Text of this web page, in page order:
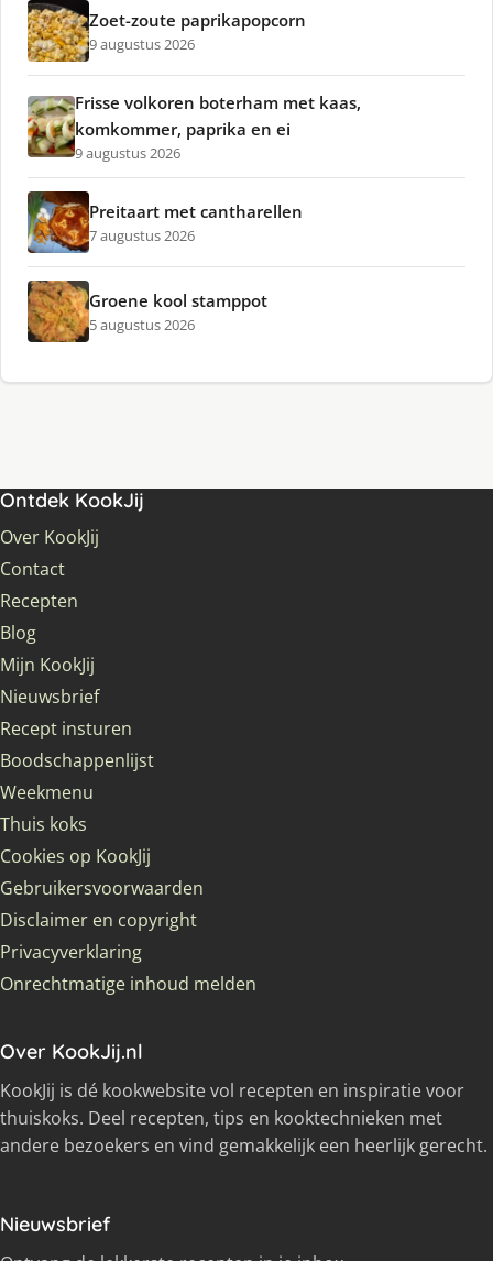
Zoet-zoute paprikapopcorn
9 augustus 2026
Frisse volkoren boterham met kaas,
komkommer, paprika en ei
9 augustus 2026
Preitaart met cantharellen
7 augustus 2026
Groene kool stamppot
5 augustus 2026
Ontdek KookJij
Over KookJij
Contact
Recepten
Blog
Mijn KookJij
Nieuwsbrief
Recept insturen
Boodschappenlijst
Weekmenu
Thuis koks
Cookies op KookJij
Gebruikersvoorwaarden
Disclaimer en copyright
Privacyverklaring
Onrechtmatige inhoud melden
Over KookJij.nl
KookJij is dé kookwebsite vol recepten en inspiratie voor
thuiskoks. Deel recepten, tips en kooktechnieken met
andere bezoekers en vind gemakkelijk een heerlijk gerecht.
Nieuwsbrief